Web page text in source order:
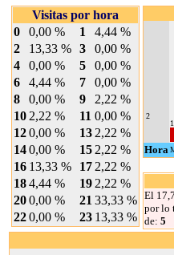
Visitas por hora
0
0,00 % 1
4,44 %
2
13,33 % 3
0,00 %
4
0,00 % 5
0,00 %
6
4,44 % 7
0,00 %
8
0,00 % 9
2,22 %
10 2,22 % 11 0,00 %
120,00 % 13 2,22 %
140,00 % 15 2,22 %
16 13,33 % 17 2,22 %
184,44 % 19 2,22 %
200,00 % 21 33,33 %
220,00 % 23 13,33 %
2
1
Hora
El
por lo
de: 5